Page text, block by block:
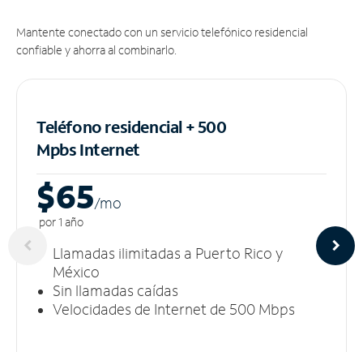
Mantente conectado con un servicio telefónico residencial
confiable y ahorra al combinarlo.
Teléfono residencial + 500
MpbsInternet
$65/mo
por 1 año
Llamadas ilimitadas a Puerto Rico y
México
Sin llamadas caídas
Velocidades de Internet de 500 Mbps